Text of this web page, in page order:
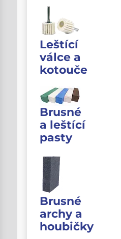
Leštící
válce a
kotouče
Brusné
a leštící
pasty
Brusné
archy a
houbičky